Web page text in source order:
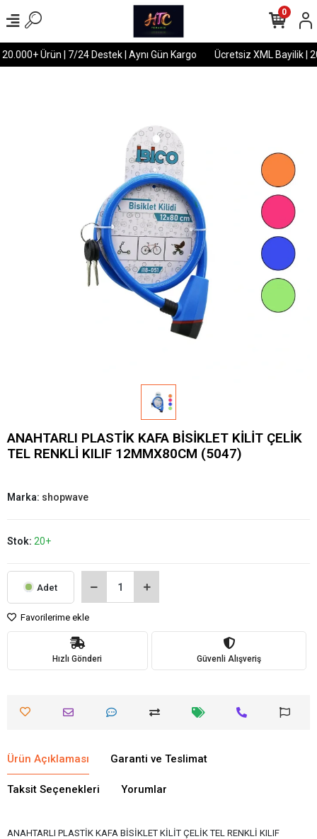
Ürün | 7/24 Destek | Aynı Gün Kargo Ücretsiz XML Bayilik |
0
ANAHTARLI PLASTİK KAFA BİSİKLET KİLİT ÇELİK
TEL RENKLİ KILIF 12MMX80CM (5047)
Marka: shopwave
Stok: 20+
Adet
Favorilerime ekle
Hızlı Gönderi Güvenli Alışveriş
Ürün Açıklaması Garanti ve Teslimat
Taksit Seçenekleri Yorumlar
ANAHTARLI PLASTİK KAFA BİSİKLET KİLİT ÇELİK TEL RENKLİ KILIF